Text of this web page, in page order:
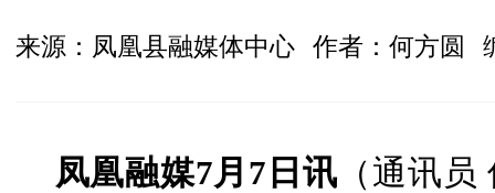
来源：凤凰县融媒体中心 作者：何方圆
凤凰融媒7月7日讯 （通讯